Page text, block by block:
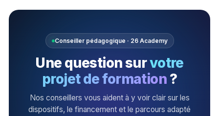
Conseiller pédagogique · 26 Academy
Une question survotre
projet de formation ?
Nos conseillers vous aident à y voir clair sur les
dispositifs, le financement et le parcours adapté